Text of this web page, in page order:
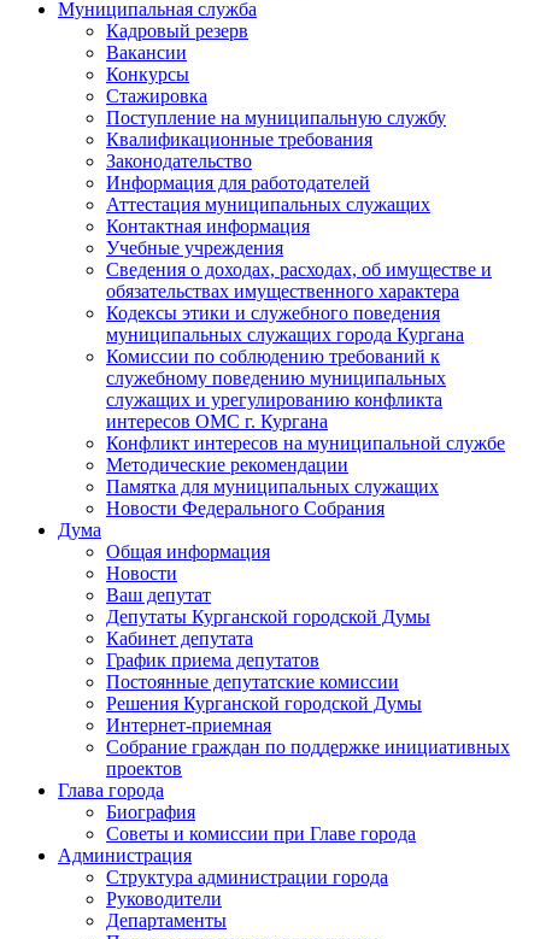
Муниципальная служба
Кадровый резерв
Вакансии
Конкурсы
Стажировка
Поступление на муниципальную службу
Квалификационные требования
Законодательство
Информация для работодателей
Аттестация муниципальных служащих
Контактная информация
Учебные учреждения
Сведения о доходах, расходах, об имуществе и
обязательствах имущественного характера
Кодексы этики и служебного поведения
муниципальных служащих города Кургана
Комиссии по соблюдению требований к
служебному поведению муниципальных
служащих и урегулированию конфликта
интересов ОМС г. Кургана
Конфликт интересов на муниципальной службе
Методические рекомендации
Памятка для муниципальных служащих
Новости Федерального Cобрания
Дума
Общая информация
Новости
Ваш депутат
Депутаты Курганской городской Думы
Кабинет депутата
График приема депутатов
Постоянные депутатские комиссии
Решения Курганской городской Думы
Интернет-приемная
Собрание граждан по поддержке инициативных
проектов
Глава города
Биография
Советы и комиссии при Главе города
Администрация
Структура администрации города
Руководители
Департаменты